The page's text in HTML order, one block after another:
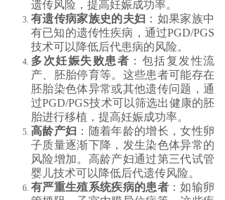
遗传风险，提高妊娠成功率。
有遗传病家族史的夫妇 ：如果家族中
有已知的遗传性疾病，通过PGD/PGS
技术可以降低后代患病的风险。
多次妊娠失败患者 ：包括复发性流
产、胚胎停育等。这些患者可能存在
胚胎染色体异常或其他遗传问题，通
过PGD/PGS技术可以筛选出健康的胚
胎进行移植，提高妊娠成功率。
高龄产妇 ：随着年龄的增长，女性卵
子质量逐渐下降，发生染色体异常的
风险增加。高龄产妇通过第三代试管
婴儿技术可以降低后代遗传风险。
有严重生殖系统疾病的患者 ：如输卵